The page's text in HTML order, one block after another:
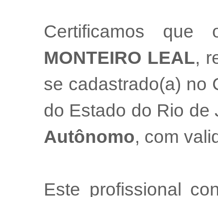
Certificamos
MONTEIRO LEAL,
se cadastrado(a) no
do Estado do Rio
Autônomo, com
Este profissional